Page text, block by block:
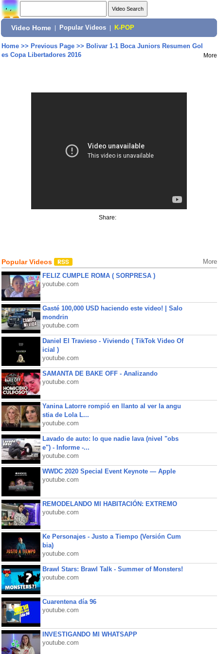
Video Home Popular Videos K-POP
Home>> Previous Page>> Bolivar 1-1 Boca Juniors Resumen Gol
es Copa Libertadores 2016
More
Share:
Popular Videos More
FELIZ CUMPLE ROMA ( SORPRESA )
youtube.com
Gasté 100,000 USD haciendo este video! | Salo
mondrin
youtube.com
Daniel El Travieso - Viviendo ( TikTok Video Of
icial )
youtube.com
SAMANTA DE BAKE OFF - Analizando
youtube.com
Yanina Latorre rompió en llanto al ver la angu
stia de Lola L...
youtube.com
Lavado de auto: lo que nadie lava (nivel "obs
e") - Informe -...
youtube.com
WWDC 2020 Special Event Keynote — Apple
youtube.com
REMODELANDO MI HABITACIÓN: EXTREMO
youtube.com
Ke Personajes - Justo a Tiempo (Versión Cum
bia)
youtube.com
Brawl Stars: Brawl Talk - Summer of Monsters!
youtube.com
Cuarentena día 96
youtube.com
INVESTIGANDO MI WHATSAPP
youtube.com